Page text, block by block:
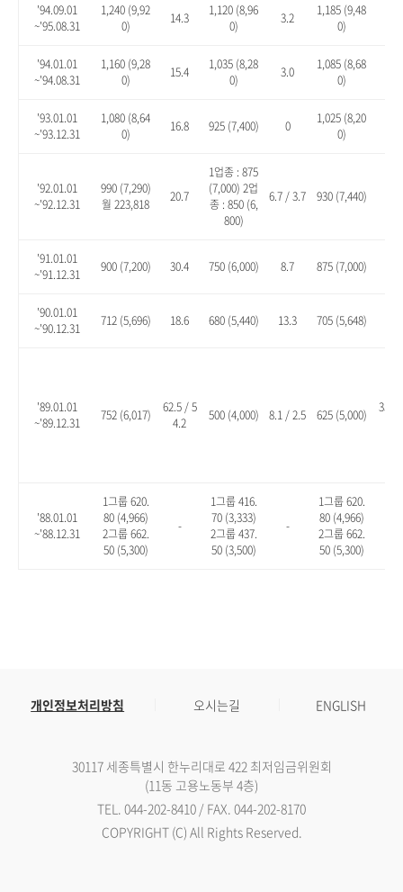
'94.09.01
~'95.08.31
1,240 (9,92
0)
14.3
1,120 (8,96
0)
3.2
1,185 (9,48
0)
'94.01.01
~'94.08.31
1,160 (9,28
0)
15.4
1,035 (8,28
0)
3.0
1,085 (8,68
0)
'93.01.01
~'93.12.31
1,080 (8,64
0)
16.8 925 (7,400) 0
1,025 (8,20
0)
'92.01.01
~'92.12.31
990 (7,290)
월 223,818
20.7
1업종 : 875
(7,000) 2업
종 : 850 (6,
800)
6.7 / 3.7 930 (7,440)
'91.01.01
~'91.12.31
900 (7,200) 30.4 750 (6,000) 8.7 875 (7,000)
'90.01.01
~'90.12.31
712 (5,696) 18.6 680 (5,440) 13.3 705 (5,648)
'89.01.01
~'89.12.31
752 (6,017)
62.5 / 5
4.2
500 (4,000) 8.1 / 2.5 625 (5,000)
35.1
'88.01.01
~'88.12.31
1그룹 620.
80 (4,966)
2그룹 662.
50 (5,300)
-
1그룹 416.
70 (3,333)
2그룹 437.
50 (3,500)
-
1그룹 620.
80 (4,966)
2그룹 662.
50 (5,300)
개인정보처리방침 오시는길 ENGLISH
30117 세종특별시 한누리대로 422 최저임금위원회
(11동 고용노동부 4층)
TEL. 044-202-8410 / FAX. 044-202-8170
COPYRIGHT (C) All Rights Reserved.